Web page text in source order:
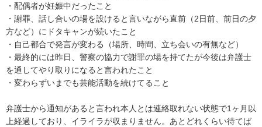
・配偶者が妊娠中だったこと
・謝罪、話し合いの場を設けると言いながら直前（2日前、前日の夕
方など）にドタキャンが続いたこと
・自己都合で発言が変わる（場所、時間、立ち会いの有無など）
・最終的には昨日、警察の協力で謝罪の場を持てたが今後は弁護士
を通してやり取りになると言われたこと
・変わらずいまでも芸能活動を続けてること
弁護士から通知があると言われ本人とは連絡取れない状態で1ヶ月以
上経過しており、イライラが収まりません。あとどれくらい待てば